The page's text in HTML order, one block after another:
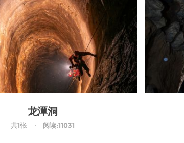
龙潭洞
共1张 阅读:11031